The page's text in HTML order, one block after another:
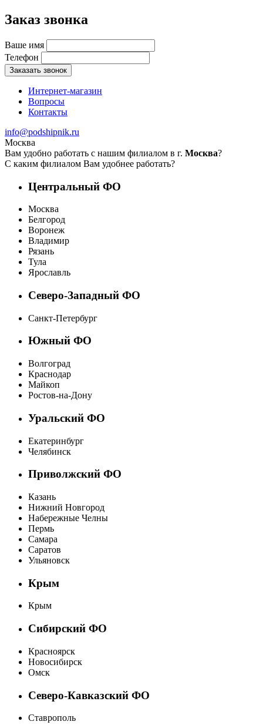
Заказ звонка
Ваше имя
Телефон
Заказать звонок
Интернет-магазин
Вопросы
Контакты
info@podshipnik.ru
Москва
Вам удобно работать с нашим филиалом в г. Москва?
С каким филиалом Вам удобнее работать?
Центральный ФО
Москва
Белгород
Воронеж
Владимир
Рязань
Тула
Ярославль
Северо-Западный ФО
Санкт-Петербург
Южный ФО
Волгоград
Краснодар
Майкоп
Ростов-на-Дону
Уральский ФО
Екатеринбург
Челябинск
Приволжский ФО
Казань
Нижний Новгород
Набережные Челны
Пермь
Самара
Саратов
Ульяновск
Крым
Крым
Сибирский ФО
Красноярск
Новосибирск
Омск
Северо-Кавказский ФО
Ставрополь